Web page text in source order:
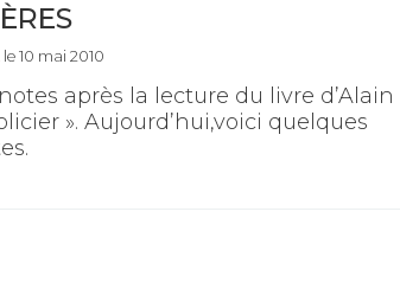
le 10 mai 2010
après la lecture du livre d’Alain
». Aujourd’hui,voici quelques